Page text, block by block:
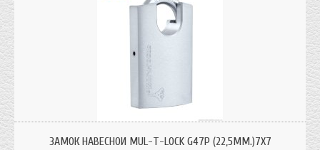
ЗАМОК НАВЕСНОЙ MUL-T-LOCK G47P (22,5ММ.)7Х7